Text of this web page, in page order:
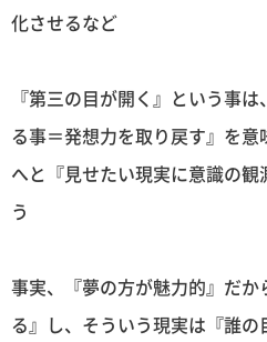
化させるなど
『第三の目が開く』という事
る事＝発想力を取り戻す』を
へと『見せたい現実に意識の
う
事実、『夢の方が魅力的』だ
る』し、そういう現実は『誰